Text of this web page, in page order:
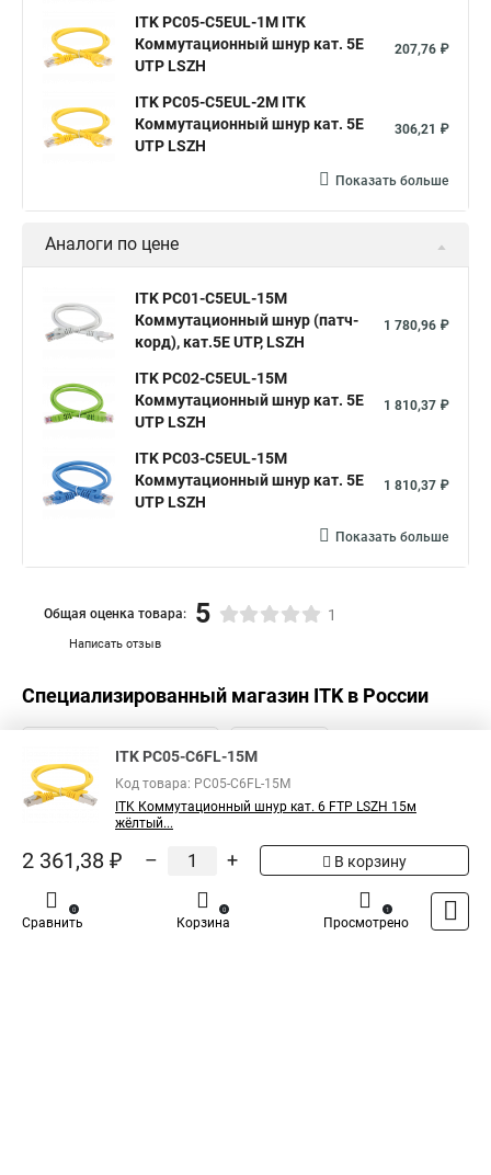
ITK PC05-C5EUL-1M ITK
Коммутационный шнур кат. 5Е
UTP LSZH
207,76 ₽
ITK PC05-C5EUL-2M ITK
Коммутационный шнур кат. 5Е
UTP LSZH
306,21 ₽
Показать больше
Аналоги по цене
ITK PC01-C5EUL-15M
Коммутационный шнур (патч-
корд), кат.5Е UTP, LSZH
1 780,96 ₽
ITK PC02-C5EUL-15M
Коммутационный шнур кат. 5Е
UTP LSZH
1 810,37 ₽
ITK PC03-C5EUL-15M
Коммутационный шнур кат. 5Е
UTP LSZH
1 810,37 ₽
Показать больше
Написать отзыв
Общая оценка товара: 5 1
Специализированный магазин ITKв России
ITK PC05-C6FL-15M
Код товара: PC05-C6FL-15M
ITK Коммутационный шнур кат. 6 FTP LSZH 15м
жёлтый...
2 361,38 ₽ – + В корзину
Сравнить
0
Корзина
0
Просмотрено
1